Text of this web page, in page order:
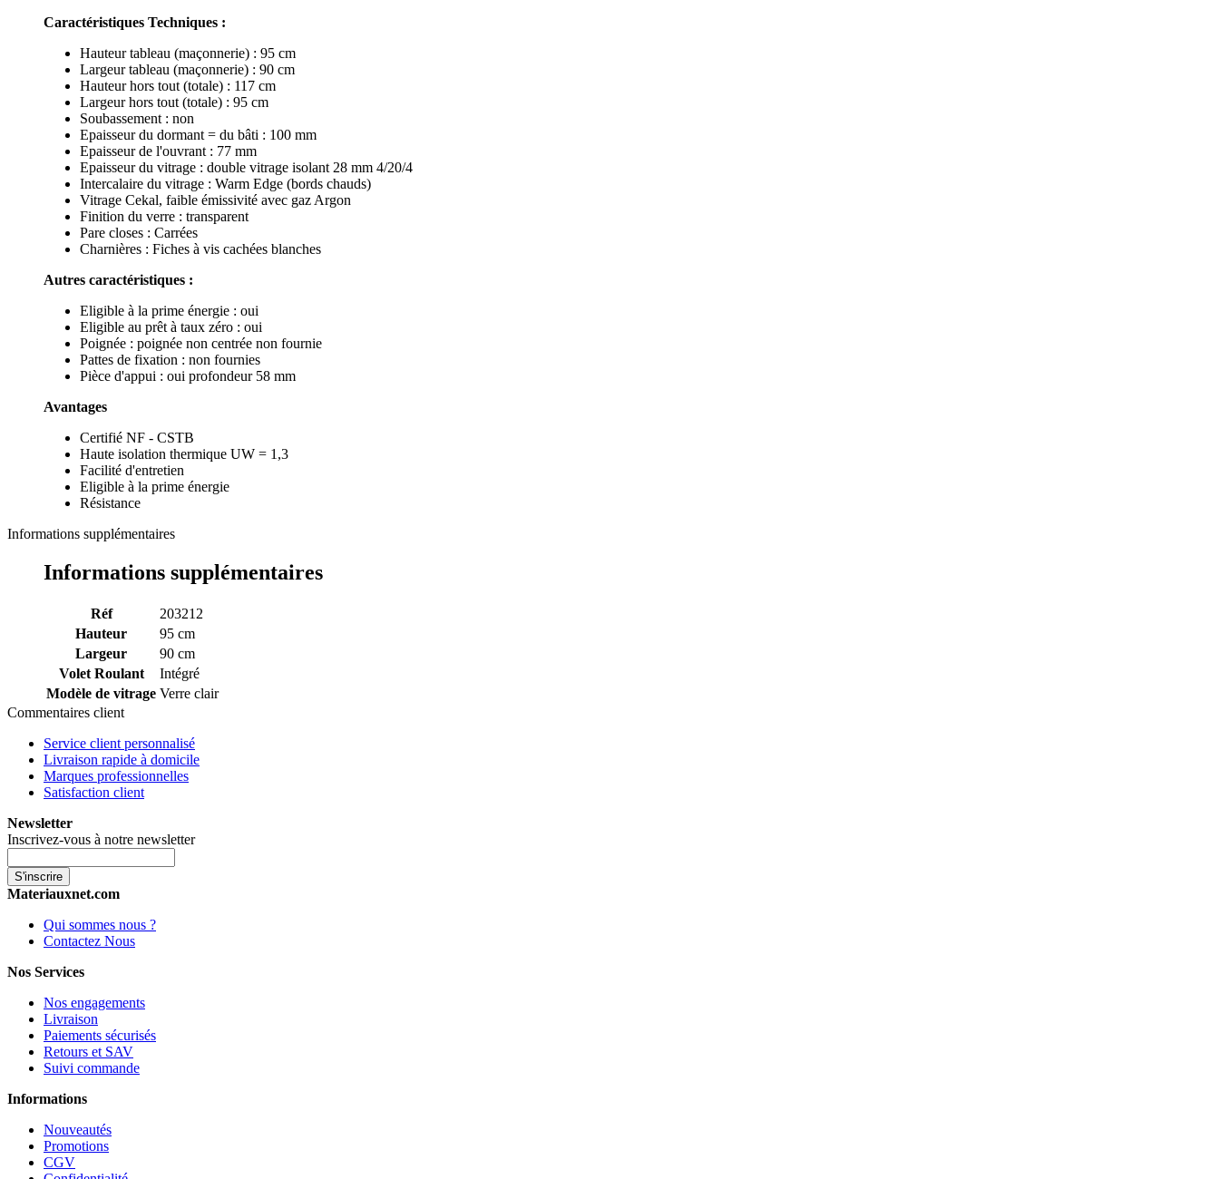
Caractéristiques Techniques :
Hauteur tableau (maçonnerie) : 95 cm
Largeur tableau (maçonnerie) : 90 cm
Hauteur hors tout (totale) : 117 cm
Largeur hors tout (totale) : 95 cm
Soubassement : non
Epaisseur du dormant = du bâti : 100 mm
Epaisseur de l'ouvrant : 77 mm
Epaisseur du vitrage : double vitrage isolant 28 mm 4/20/4
Intercalaire du vitrage : Warm Edge (bords chauds)
Vitrage Cekal, faible émissivité avec gaz Argon
Finition du verre : transparent
Pare closes : Carrées
Charnières : Fiches à vis cachées blanches
Autres caractéristiques :
Eligible à la prime énergie : oui
Eligible au prêt à taux zéro : oui
Poignée : poignée non centrée non fournie
Pattes de fixation : non fournies
Pièce d'appui : oui profondeur 58 mm
Avantages
Certifié NF - CSTB
Haute isolation thermique UW = 1,3
Facilité d'entretien
Eligible à la prime énergie
Résistance
Informations supplémentaires
Informations supplémentaires
Réf
203212
Hauteur
95 cm
Largeur
90 cm
Volet Roulant
Intégré
Modèle de vitrage Verre clair
Commentaires client
Service client personnalisé
Livraison rapide à domicile
Marques professionnelles
Satisfaction client
Newsletter
Inscrivez-vous à notre newsletter
S'inscrire
Materiauxnet.com
Qui sommes nous ?
Contactez Nous
Nos Services
Nos engagements
Livraison
Paiements sécurisés
Retours et SAV
Suivi commande
Informations
Nouveautés
Promotions
CGV